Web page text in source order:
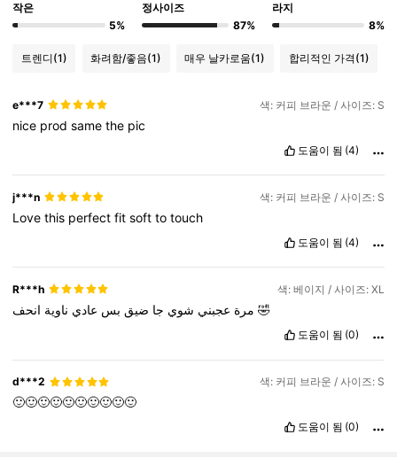
작은
5%
정사이즈
87%
라지
8%
트렌디(1) 화려함/좋음(1) 매우 날카로움(1) 합리적인 가격(1)
e***7 색: 커피 브라운 / 사이즈: S
nice prodsamethe pic
도움이 됨 (4)
j***n 색: 커피 브라운 / 사이즈: S
Lovethis perfectfitsofttotouch
도움이 됨 (4)
R***h 색: 베이지 / 사이즈: XL
مرة عجبني شوي جا ضيق بس عادي ناوية انحف🤣
도움이 됨 (0)
d***2 색: 커피 브라운 / 사이즈: S
🙂🙂🙂🙂🙂🙂🙂🙂🙂🙂
도움이 됨 (0)